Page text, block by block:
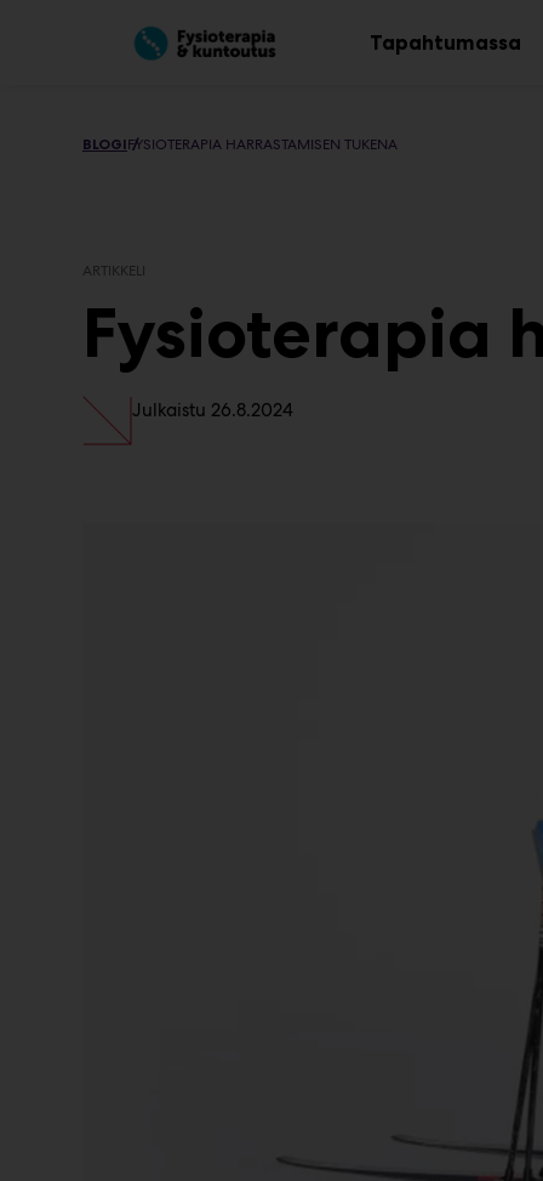
Main
Tapahtumassa
BLOGIFYSIOTERAPIA HARRASTAMISEN TUKENA
ARTIKKELI
Fysioterapia
Julkaistu 26.8.2024